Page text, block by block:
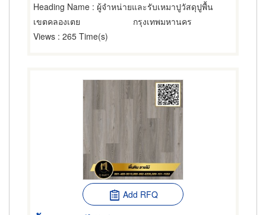
Heading Name : ผู้จำหน่ายและรับเหมาปูวัสดุปูพื้น
เขตคลองเตย
กรุงเทพมหานคร
Views : 265 Time(s)
Add RFQ